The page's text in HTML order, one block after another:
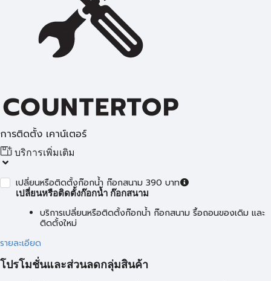
การติดตั้ง เคาน์เตอร์
บริการเพิ่มเติม
เปลี่ยนหรือติดตั้งก๊อกน้ำ ก๊อกสนาม 390 บาท
เปลี่ยนหรือติดตั้งก๊อกน้ำ ก๊อกสนาม
บริการเปลี่ยนหรือติดตั้งก๊อกน้ำ ก๊อกสนาม รื้อถอนของเดิม และ
ติดตั้งใหม่
รายละเอียด
โปรโมชั่นและส่วนลดกลุ่มสินค้า